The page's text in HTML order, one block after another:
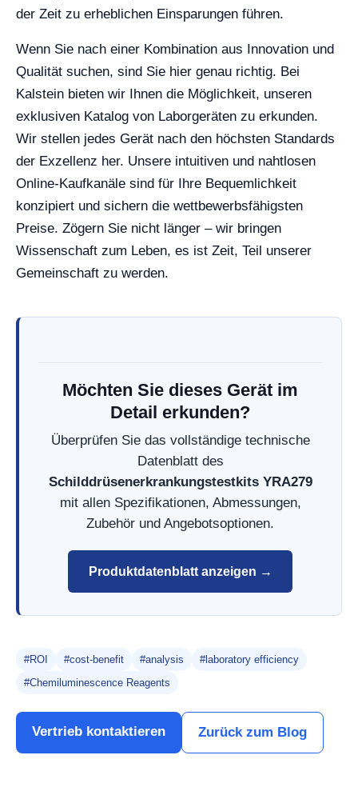
der Zeit zu erheblichen Einsparungen führen.
Wenn Sie nach einer Kombination aus Innovation und
Qualität suchen, sind Sie hier genau richtig. Bei
Kalstein bieten wir Ihnen die Möglichkeit, unseren
exklusiven Katalog von Laborgeräten zu erkunden.
Wir stellen jedes Gerät nach den höchsten Standards
der Exzellenz her. Unsere intuitiven und nahtlosen
Online-Kaufkanäle sind für Ihre Bequemlichkeit
konzipiert und sichern die wettbewerbsfähigsten
Preise. Zögern Sie nicht länger – wir bringen
Wissenschaft zum Leben, es ist Zeit, Teil unserer
Gemeinschaft zu werden.
Möchten Sie dieses Gerät im
Detail erkunden?
Überprüfen Sie das vollständige technische
Datenblatt des
Schilddrüsenerkrankungstestkits YRA279
mit allen Spezifikationen, Abmessungen,
Zubehör und Angebotsoptionen.
Produktdatenblatt anzeigen →
#ROI #cost-benefit #analysis
#laboratory efficiency
#Chemiluminescence Reagents
Vertrieb kontaktieren Zurück zum Blog